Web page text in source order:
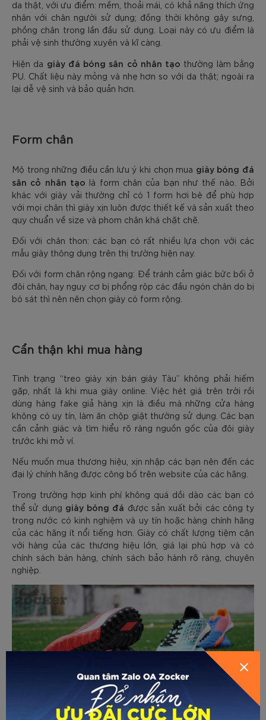
da thật, với ưu điểm: mềm, thoải mái, có khả năng thích ứng
nhân với chân người sử dụng; đồng thời không gây sưng,
phồng chân trong lần đầu sử dụng. Loại này có ưu điểm là
phải vệ sinh thường xuyên và kĩ càng.
Hiện da giày đá bóng sân cỏ nhân tạo thường làm bằng
PU. Chất liệu này mỏng và nhẹ hơn so với da thật; ngoài ra
lại dễ vệ sinh và bảo quản hơn.
Form chân
Mộ trong những điều cần lưu ý khi chọn mua giày bóng đá
sân cỏ nhân tạo là form chân của bạn như thế nào. Bởi
khác với giày vải thường chỉ có 1 form hơi bè để phù hợp
với mọi chân thì giày xịn luôn được thiết kế và sản xuất theo
quy chuẩn về size và phom chân khá chặt chẽ.
Đối với chân thon: các bạn có rất nhiều lựa chọn với các
mẫu giày thông dụng trên thị trường hiện nay.
Đối với form chân rộng ngang: Để tránh cảm giác bức bối ở
đôi chân, hay nguy cơ bị phổng rộp các đầu ngón chân do bị
bó sát thì nên nên chọn giày có form rộng.
Cẩn thận khi mua hàng
Tình trạng “treo giày xịn bán giày Tàu” không phải hiếm
gặp, nhất là khi mua giày online. Việc hét giá trên trời rồi
dùng hàng fake giả hàng xịn là điều mà những cửa hàng
không có uy tín, làm ăn chộp giật thường sử dụng. Các bạn
cần cảnh giác và tìm hiểu rõ ràng nguồn gốc của đôi giày
trước khi mở ví.
Nếu muốn mua thương hiệu, xịn nhập các bạn nên đến các
đại lý chính hãng được công bố trên website của các hãng.
Trong trường hợp kinh phí không quá dồi dào các bạn có
thể sử dụng giày bóng đá được sản xuất bởi các công ty
trong nước có kinh nghiệm và uy tín hoặc hàng chính hãng
của các hãng ít nổi tiếng hơn. Giày có chất lượng tiệm cận
với hàng của các thương hiệu lớn, giá lại phù hợp và có
chính sách bán hàng, chính sách bảo hành rõ ràng, chuyên
nghiệp.